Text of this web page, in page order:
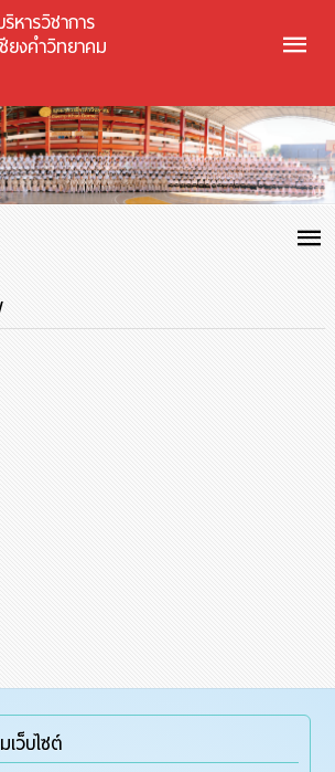
หารวิชาการ
ชียงคำวิทยาคม
เว็บไซต์